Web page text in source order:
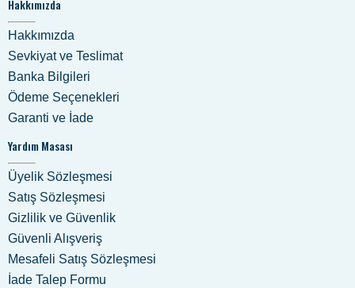
Hakkımızda
Hakkımızda
Sevkiyat ve Teslimat
Banka Bilgileri
Ödeme Seçenekleri
Garanti ve İade
Yardım Masası
Üyelik Sözleşmesi
Satış Sözleşmesi
Gizlilik ve Güvenlik
Güvenli Alışveriş
Mesafeli Satış Sözleşmesi
İade Talep Formu